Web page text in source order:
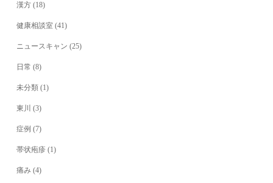
漢方 (18)
健康相談室 (41)
ニュースキャン (25)
日常 (8)
未分類 (1)
東川 (3)
症例 (7)
帯状疱疹 (1)
痛み (4)